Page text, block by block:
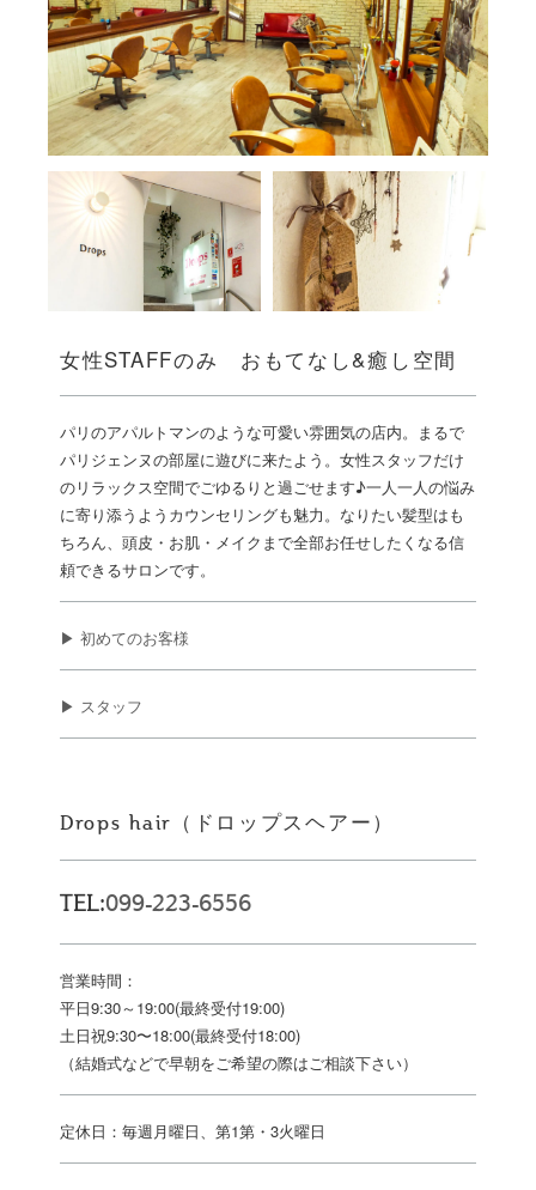
女性STAFFのみ おもてなし&癒し空間
パリのアパルトマンのような可愛い雰囲気の店内。まるで
パリジェンヌの部屋に遊びに来たよう。女性スタッフだけ
のリラックス空間でごゆるりと過ごせます♪一人一人の悩み
に寄り添うようカウンセリングも魅力。なりたい髪型はも
ちろん、頭皮・お肌・メイクまで全部お任せしたくなる信
頼できるサロンです。
▶ 初めてのお客様
▶ スタッフ
Drops hair（ドロップスヘアー）
TEL:099-223-6556
営業時間：
平日9:30～19:00(最終受付19:00)
土日祝9:30〜18:00(最終受付18:00)
（結婚式などで早朝をご希望の際はご相談下さい）
定休日：毎週月曜日、第1第・3火曜日